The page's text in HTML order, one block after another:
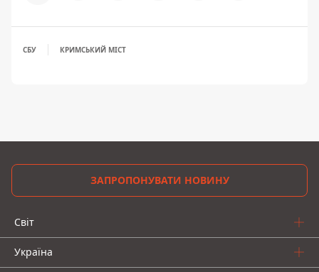
СБУ КРИМСЬКИЙ МІСТ
ЗАПРОПОНУВАТИ НОВИНУ
Світ
Україна